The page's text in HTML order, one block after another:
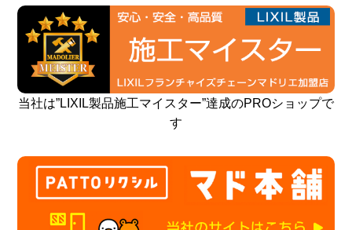
当社は”LIXIL製品施工マイスター”達成のPROショップで
す